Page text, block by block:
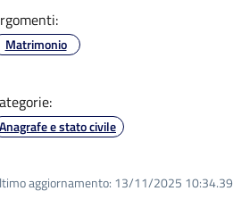
Matrimonio
Anagrafe e stato civile
aggiornamento: 13/11/2025 10:34.39